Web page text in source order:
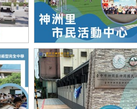
神洲里市民活動中心